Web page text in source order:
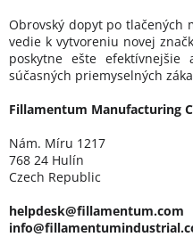
Obrovský dopyt po tlačených
vedie k vytvoreniu novej
poskytne ešte efektívnejšie
súčasných priemyselných
Fillamentum Manufacturing
Nám. Míru 1217
768 24 Hulín
Czech Republic
helpdesk@fillamentum.com